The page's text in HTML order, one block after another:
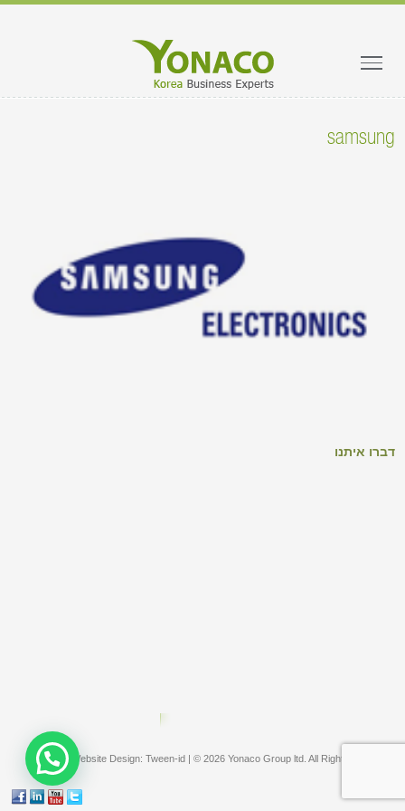
samsung
דברו איתנו
Website Design: Tween-id | © 2026 Yonaco Group ltd. All Rights Reserved |
הצהרת